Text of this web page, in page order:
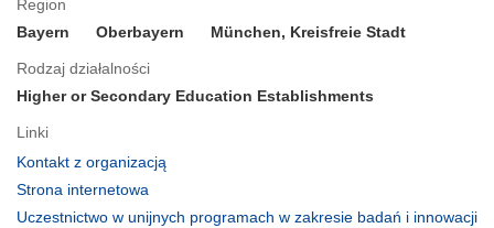
Region
Bayern
Oberbayern München, Kreisfreie Stadt
Rodzaj działalności
Higher or Secondary Education Establishments
Linki
Kontakt z organizacją
Strona internetowa
otworzy
Uczestnictwo w unijnych programach w zakresie badań i innowacji